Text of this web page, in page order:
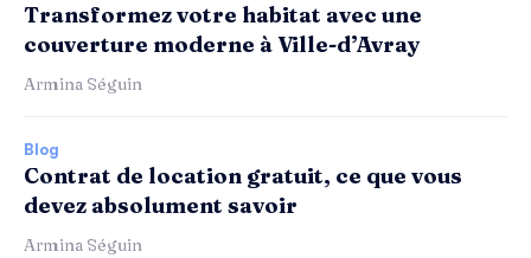
Transformez votre habitat avec une
couverture moderne à Ville-d’Avray
Armina Séguin
Blog
Contrat de location gratuit, ce que vous
devez absolument savoir
Armina Séguin